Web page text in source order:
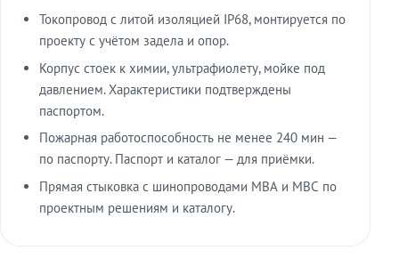
Токопровод с литой изоляцией IP68, монтируется по
проекту с учётом задела и опор.
Корпус стоек к химии, ультрафиолету, мойке под
давлением. Характеристики подтверждены
паспортом.
Пожарная работоспособность не менее 240 мин —
по паспорту. Паспорт и каталог — для приёмки.
Прямая стыковка с шинопроводами МВА и МВС по
проектным решениям и каталогу.